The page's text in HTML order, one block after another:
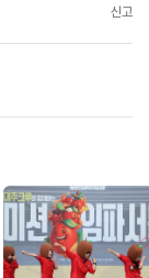
신고